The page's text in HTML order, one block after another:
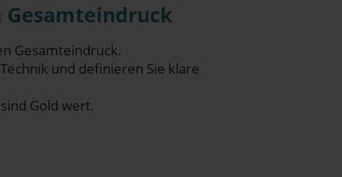
Gesamteindruck
Gesamteindruck.
und defi­nie­ren Sie kla­re
Gold wert.